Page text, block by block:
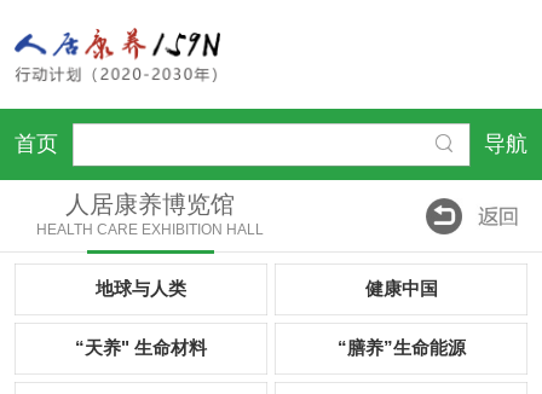
首页 导航
人居康养博览馆
HEALTH CARE EXHIBITION HALL
地球与人类 健康中国
“天养" 生命材料 “膳养”生命能源